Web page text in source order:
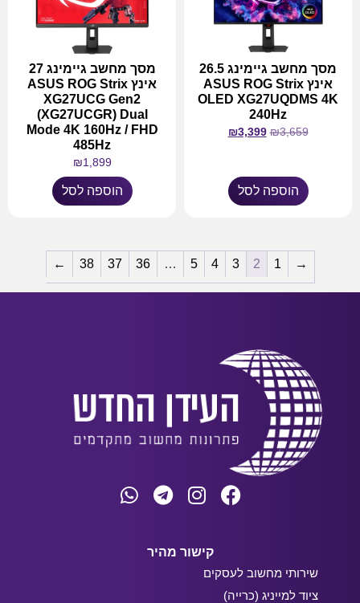
מסך מחשב גיימינג 26.5
אינץ ASUS ROG Strix
OLED XG27UQDMS 4K
240Hz
₪3,659
₪3,399
הוספה לסל
מסך מחשב גיימינג 27
אינץ ASUS ROG Strix
XG27UCG Gen2
(XG27UCGR) Dual
Mode 4K 160Hz / FHD
485Hz
₪1,899
הוספה לסל
→
1
2
3
4
5
…
36
37
38
←
קישור מהיר
שירותי מחשוב לעסקים
ציוד למייניג (כרייה)